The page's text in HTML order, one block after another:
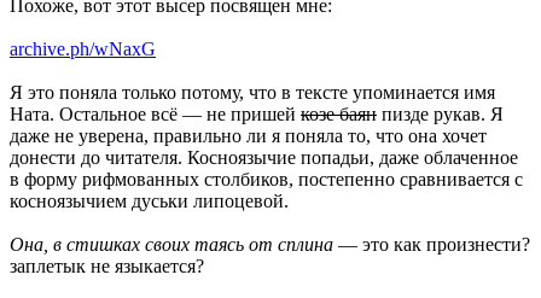
Похоже, вот этот высер посвящен мне:
archive.ph/wNaxG
Я это поняла только потому, что в тексте упоминается имя
Ната. Остальное всё — не пришей козе баян пизде рукав. Я
даже не уверена, правильно ли я поняла то, что она хочет
донести до читателя. Косноязычие попадьи, даже облаченное
в форму рифмованных столбиков, постепенно сравнивается с
косноязычием дуськи липоцевой.
Она, в стишках своих таясь от сплина — это как произнести?
заплетык не языкается?